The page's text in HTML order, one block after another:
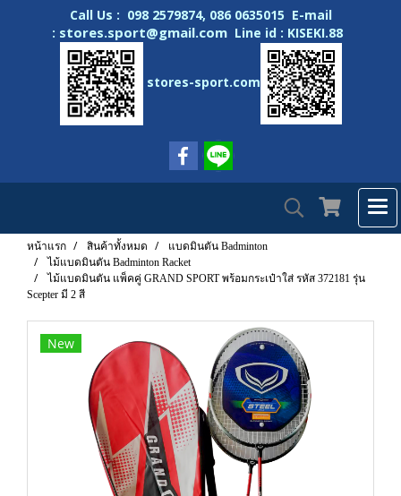
Call Us : 098 2579874, 086 0635015 E-mail
: stores.sport@gmail.com Line id : KISEKI.88
stores-sport.com
หน้าแรก สินค้าทั้งหมด
แบดมินตัน Badminton
ไม้แบดมินตัน Badminton Racket
ไม้แบดมินตัน แพ็คคู่ GRAND SPORT พร้อมกระเป๋าใส่ รหัส 372181 รุ่น
Scepter มี 2 สี
New